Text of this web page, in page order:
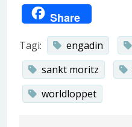
Share
Tagi: engadin
sankt moritz
worldloppet